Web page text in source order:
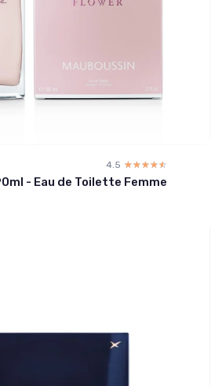
4.5 ☆☆☆☆☆
★★★★★
- Eau de Toilette Femme